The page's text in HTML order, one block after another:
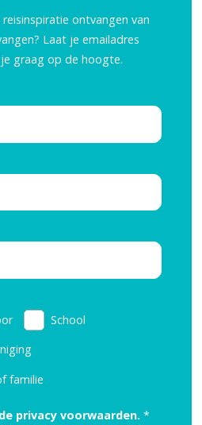
ontvangen van
Laat je emailadres
graag op de hoogte.
School
familie
privacy voorwaarden. *